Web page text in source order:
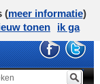
(meer informatie)
tonen
ik ga